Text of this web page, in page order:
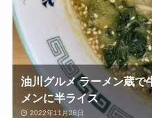
油川グルメ ラーメン蔵で
メンに半ライス
2022年11月26日